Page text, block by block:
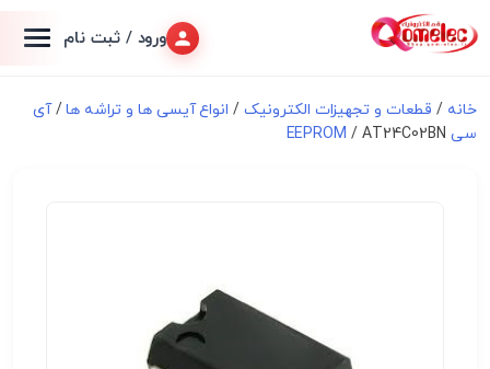
ورود / ثبت نام
خانه / قطعات و تجهیزات الکترونیک/ انواع آیسی ها و تراشه ها/آی
سی EEPROM / AT24C02BN